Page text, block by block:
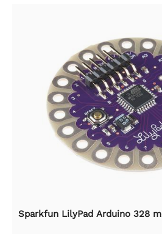
Sparkfun LilyPad Arduino 328